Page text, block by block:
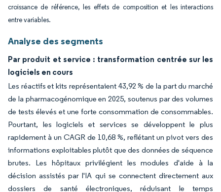
croissance de référence, les effets de composition et les interactions
entre variables.
Analyse des segments
Par produit et service : transformation centrée sur les
logiciels en cours
Les réactifs et kits représentaient 43,92 % de la part du marché
de la pharmacogénomique en 2025, soutenus par des volumes
de tests élevés et une forte consommation de consommables.
Pourtant, les logiciels et services se développent le plus
rapidement à un CAGR de 10,68 %, reflétant un pivot vers des
informations exploitables plutôt que des données de séquence
brutes. Les hôpitaux privilégient les modules d'aide à la
décision assistés par l'IA qui se connectent directement aux
dossiers de santé électroniques, réduisant le temps